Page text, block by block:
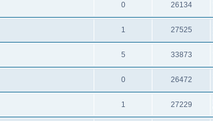
0 26134
1 27525
5 33873
0 26472
1 27229